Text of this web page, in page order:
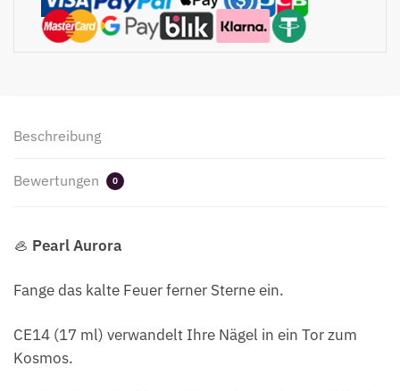
Aurora
Menge
Beschreibung
Bewertungen 0
🦪 Pearl Aurora
Fange das kalte Feuer ferner Sterne ein.
CE14 (17 ml) verwandelt Ihre Nägel in ein Tor zum
Kosmos.